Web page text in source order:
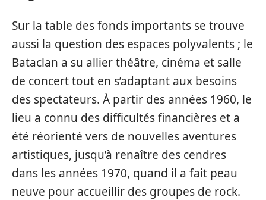
Sur la table des fonds importants se trouve
aussi la question des espaces polyvalents ; le
Bataclan a su allier théâtre, cinéma et salle
de concert tout en s’adaptant aux besoins
des spectateurs. À partir des années 1960, le
lieu a connu des difficultés financières et a
été réorienté vers de nouvelles aventures
artistiques, jusqu’à renaître des cendres
dans les années 1970, quand il a fait peau
neuve pour accueillir des groupes de rock.